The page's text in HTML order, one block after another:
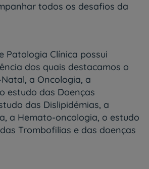
todos os desafios da
Patologia Clínica possui
dos quais destacamos o
a Oncologia, a
estudo das Doenças
das Dislipidémias, a
a Hemato-oncologia, o estudo
Trombofilias e das doenças